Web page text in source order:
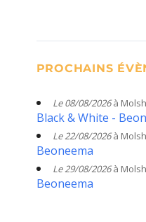
PROCHAINS
Le 08/08/2026à
Black & White -
Le 22/08/2026à
Beoneema
Le 29/08/2026à
Beoneema